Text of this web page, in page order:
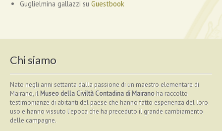
Guglielmina gallazzi su Guestbook
Chi siamo
Nato negli anni settanta dalla passione di un maestro elementare di
Mairano, il Museo della Civiltà Contadina di Mairanoha raccolto
testimonianze di abitanti del paese che hanno fatto esperienza del loro
uso e hanno vissuto l’epoca che ha preceduto il grande cambiamento
delle campagne.